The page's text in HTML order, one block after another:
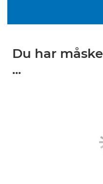
Du har
...